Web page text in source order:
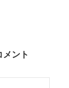
ント